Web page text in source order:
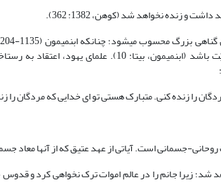
زنده نخواهد شد (کوهن، 1382: 362).
مردگان یک اصل اساسی در دین موسی7 است و منکر آن نمی‏تواند مدعی
کنی. متبارک هستی تو ای خدایی که مردگان را زنده می‏کنی
جسمانی است. آیاتی از عهد عتیق که از آنها معاد
شد؛ زیرا جانم را در عالم اموات ترک نخواهی کرد و